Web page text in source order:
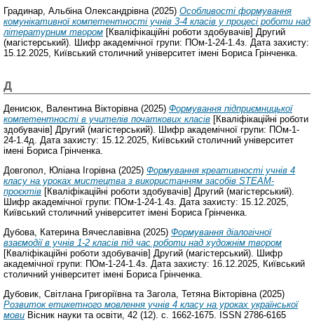
Градинар, Альбіна Олександрівна (2025) Особливості формування
комунікативної компетентності учнів 3-4 класів у процесі роботи над
літературним твором [Кваліфікаційні роботи здобувачів] Другий
(магістерський). Шифр академічної групи: ПОм-1-24-1.4з. Дата захисту:
15.12.2025, Київський столичний університет імені Бориса Грінченка.
Д
Денисюк, Валентина Вікторівна(2025) Формування підприємницької
компетентності в учителів початкових класів [Кваліфікаційні роботи
здобувачів] Другий (магістерський). Шифр академічної групи: ПОм-1-
24-1.4д. Дата захисту: 15.12.2025, Київський столичний університет
імені Бориса Грінченка.
Довгопол, Юліана Ігорівна(2025) Формування креативності учнів 4
класу на уроках мистецтва з використанням засобів STEAM-
проєктів [Кваліфікаційні роботи здобувачів] Другий (магістерський).
Шифр академічної групи: ПОм-1-24-1.4з. Дата захисту: 15.12.2025,
Київський столичний університет імені Бориса Грінченка.
Дубова, Катерина Вячеславівна(2025) Формування діалогічної
взаємодії в учнів 1-2 класів під час роботи над художнім твором
[Кваліфікаційні роботи здобувачів] Другий (магістерський). Шифр
академічної групи: ПОм-1-24-1.4з. Дата захисту: 16.12.2025, Київський
столичний університет імені Бориса Грінченка.
Дубовик, Світлана Григоріївна та Загола, Тетяна Вікторівна (2025)
Розвиток етикетного мовлення учнів 4 класу на уроках української
мови Вісник науки та освіти, 42 (12). с. 1662-1675. ISSN 2786-6165